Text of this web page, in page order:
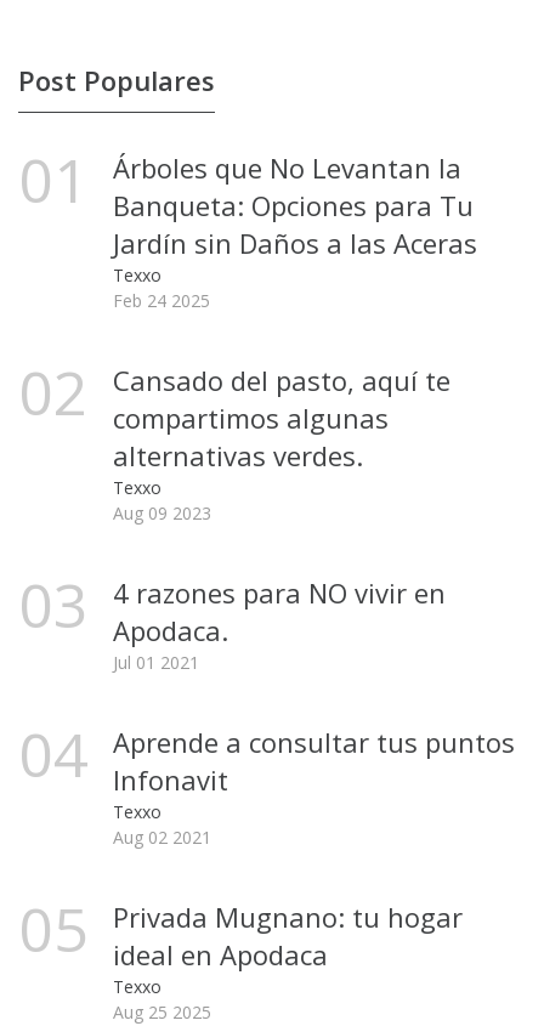
Post Populares
01
Árboles que No Levantan la
Banqueta: Opciones para Tu
Jardín sin Daños a las Aceras
Texxo
Feb 24 2025
02
Cansado del pasto, aquí te
compartimos algunas
alternativas verdes.
Texxo
Aug 09 2023
03
4 razones para NO vivir en
Apodaca.
Jul 01 2021
04
Aprende a consultar tus puntos
Infonavit
Texxo
Aug 02 2021
05
Privada Mugnano: tu hogar
ideal en Apodaca
Texxo
Aug 25 2025